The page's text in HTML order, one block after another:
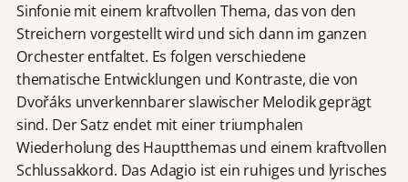
Sinfonie mit einem kraftvollen Thema, das von den
Streichern vorgestellt wird und sich dann im ganzen
Orchester entfaltet. Es folgen verschiedene
thematische Entwicklungen und Kontraste, die von
Dvořáks unverkennbarer slawischer Melodik geprägt
sind. Der Satz endet mit einer triumphalen
Wiederholung des Hauptthemas und einem kraftvollen
Schlussakkord. Das Adagio ist ein ruhiges und lyrisches